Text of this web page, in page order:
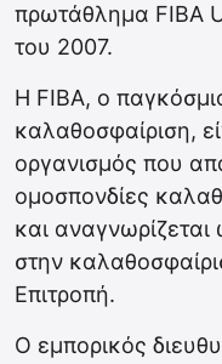
πρωτάθλημα FIBA
του 2007.
H FIBA, ο
καλαθοσφαίριση,
οργανισμός που
ομοσπονδίες
και
στην
Επιτροπή.
Ο εμπορικός